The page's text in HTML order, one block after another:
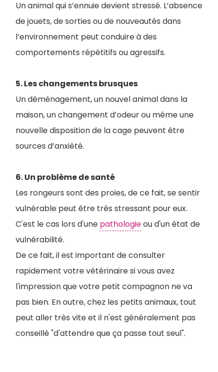
Un animal qui s’ennuie devient stressé. L’absence
de jouets, de sorties ou de nouveautés dans
l’environnement peut conduire à des
comportements répétitifs ou agressifs.
5. Les changements brusques
Un déménagement, un nouvel animal dans la
maison, un changement d’odeur ou même une
nouvelle disposition de la cage peuvent être
sources d’anxiété.
6. Un problème de santé
Les rongeurs sont des proies, de ce fait, se sentir
vulnérable peut être très stressant pour eux.
C'est le cas lors d'une pathologieou d'un état de
vulnérabilité.
De ce fait, il est important de consulter
rapidement votre vétérinaire si vous avez
l'impression que votre petit compagnon ne va
pas bien. En outre, chez les petits animaux, tout
peut aller très vite et il n'est généralement pas
conseillé "d'attendre que ça passe tout seul".